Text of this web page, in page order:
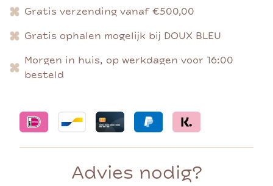
Gratis verzending vanaf €500,00
Gratis ophalen mogelijk bij DOUX BLEU
Morgen in huis, op werkdagen voor 16:00
besteld
Advies nodig?